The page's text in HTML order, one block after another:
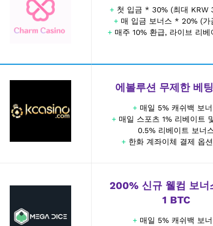
+ 첫 입금 * 30% (최대 KRW
+ 매 입금 보너스 * 20% (가
+ 매주 10% 환급, 라이브 리베
에볼루션 무제한 베
+ 매일 5% 캐쉬백 보
+ 매일 스포츠 1% 리베이트
0.5% 리베이트 보너
+ 한화 계좌이체 결제 옵
200% 신규 웰컴 보너
1 BTC
+ 매일 5% 캐쉬백 보